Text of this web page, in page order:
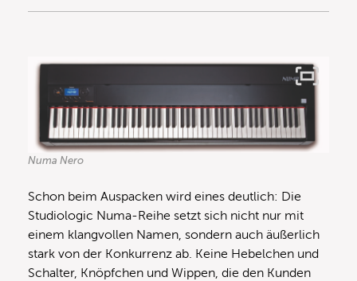
Numa Nero
Schon beim Auspacken wird eines deutlich: Die
Studiologic Numa-Reihe setzt sich nicht nur mit
einem klangvollen Namen, sondern auch äußerlich
stark von der Konkurrenz ab. Keine Hebelchen und
Schalter, Knöpfchen und Wippen, die den Kunden